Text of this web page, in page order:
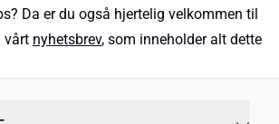
Da er du også hjertelig velkommen til
vårt nyhetsbrev, som inneholder alt dette